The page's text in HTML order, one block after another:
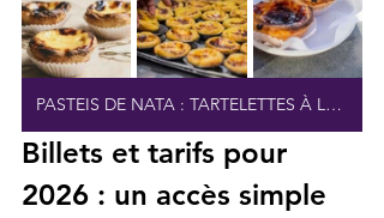
PASTEIS DE NATA : TARTELETTES À LA FRANÇAISE FRAÎCHE
Billets et tarifs pour
2026 : un accès simple